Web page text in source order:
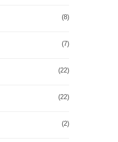
(8)
(7)
(22)
(22)
(2)